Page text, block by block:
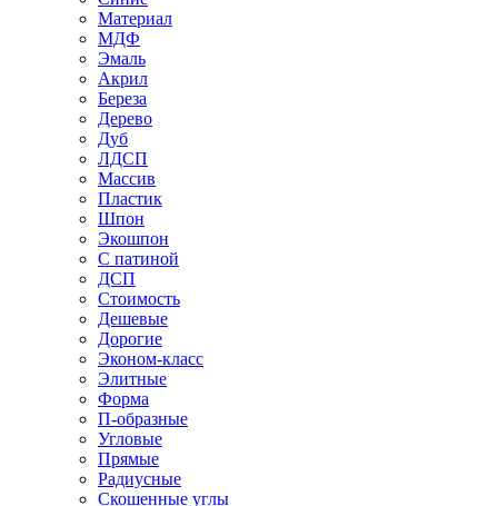
Материал
МДФ
Эмаль
Акрил
Береза
Дерево
Дуб
ЛДСП
Массив
Пластик
Шпон
Экошпон
С патиной
ДСП
Стоимость
Дешевые
Дорогие
Эконом-класс
Элитные
Форма
П-образные
Угловые
Прямые
Радиусные
Скошенные углы